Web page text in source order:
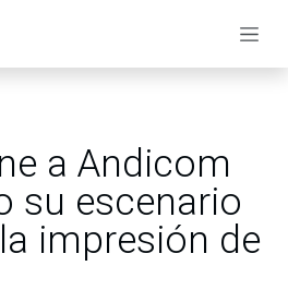
a Andicom
su escenario
impresión de